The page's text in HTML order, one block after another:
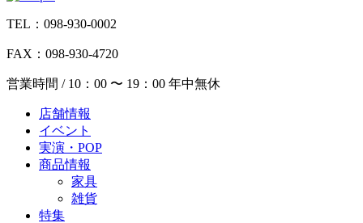
TEL：098-930-0002
FAX：098-930-4720
営業時間 / 10：00 〜 19：00 年中無休
店舗情報
イベント
実演・POP
商品情報
家具
雑貨
特集